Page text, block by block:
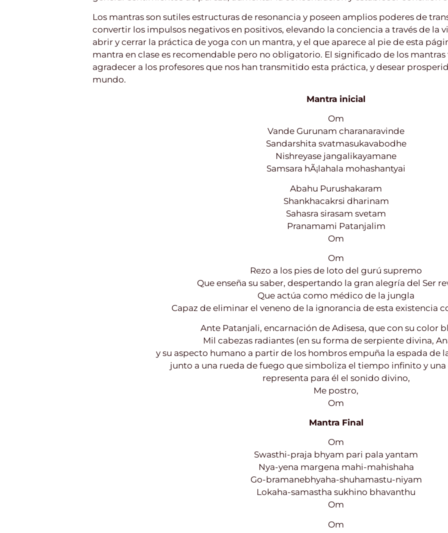
Los mantras son sutiles estructuras de resonancia y poseen amplios poderes de
convertir los impulsos negativos en positivos, elevando la conciencia a través de la
abrir y cerrar la práctica de yoga con un mantra, y el que aparece al pie de esta
mantra en clase es recomendable pero no obligatorio. El significado de los
agradecer a los profesores que nos han transmitido esta práctica, y desear
mundo.
Mantra inicial
Om
Vande Gurunam charanaravinde
Sandarshita svatmasukavabodhe
Nishreyase jangalikayamane
Samsara hÃ¡lahala mohashantyai
Abahu Purushakaram
Shankhacakrsi dharinam
Sahasra sirasam svetam
Pranamami Patanjalim
Om
Om
Rezo a los pies de loto del gurú supremo
Que enseña su saber, despertando la gran alegría del Ser
Que actúa como médico de la jungla
Capaz de eliminar el veneno de la ignorancia de esta existencia
Ante Patanjali, encarnación de Adisesa, que con su color
Mil cabezas radiantes (en su forma de serpiente divina,
y su aspecto humano a partir de los hombros empuña la espada de
junto a una rueda de fuego que simboliza el tiempo infinito y una
representa para él el sonido divino,
Me postro,
Om
Mantra Final
Om
Swasthi-praja bhyam pari pala yantam
Nya-yena margena mahi-mahishaha
Go-bramanebhyaha-shuhamastu-niyam
Lokaha-samastha sukhino bhavanthu
Om
Om